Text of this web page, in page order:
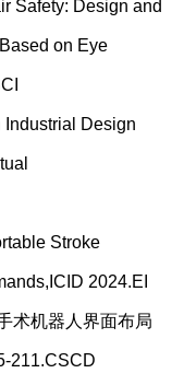
Safety: Design and
on Eye
Design
Stroke
2024.EI
机器人界面布局
211.CSCD